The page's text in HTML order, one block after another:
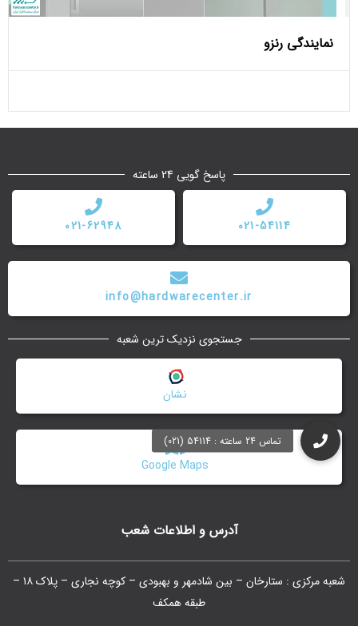
نمایندگی رنزو
آدرس و اطلاعات شعب
شعبه مرکزی : ستارخان – بین شادمهر و بهبودی – کوچه نجاری – پلاک ۱۸ –
طبقه همکف
پاسخ گویی 24 ساعته
021-54114
021-62948
info@hardwarecenter.ir
جستجوی نزدیک ترین شعبه
Google Maps
نشان